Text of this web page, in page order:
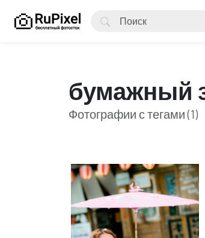
бумажный
Фотографии с тегами (1)